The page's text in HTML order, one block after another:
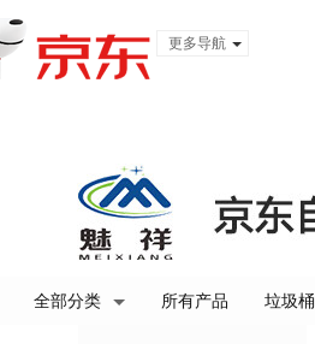
更多导航
全部分类 所有产品 垃圾桶